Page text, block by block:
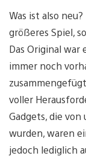
Was ist also
größeres Spiel,
Das Original war
immer noch
voller
Gadgets, die
wurden, waren
jedoch lediglich